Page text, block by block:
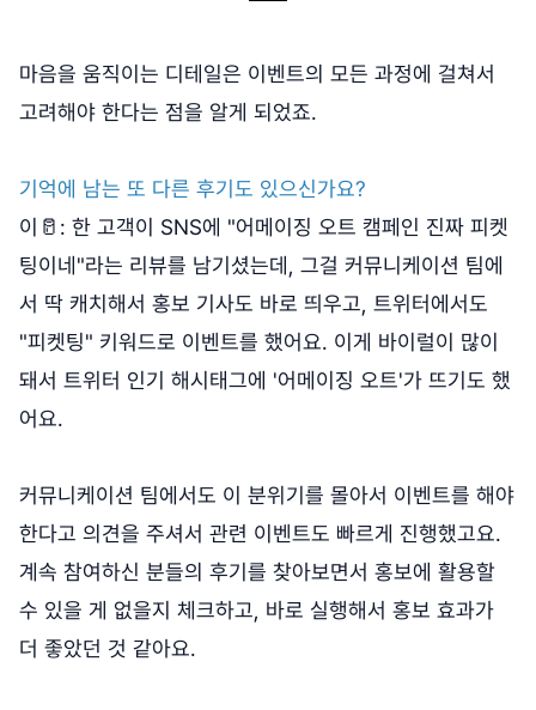
마음을 움직이는 디테일은 이벤트의 모든 과정에 걸쳐서
고려해야 한다는 점을 알게 되었죠.
기억에 남는 또 다른 후기도 있으신가요?
이🥛: 한 고객이 SNS에 "어메이징 오트 캠페인 진짜 피켓
팅이네"라는 리뷰를 남기셨는데, 그걸 커뮤니케이션 팀에
서 딱 캐치해서 홍보 기사도 바로 띄우고, 트위터에서도
"피켓팅" 키워드로 이벤트를 했어요. 이게 바이럴이 많이
돼서 트위터 인기 해시태그에 '어메이징 오트'가 뜨기도 했
어요.
커뮤니케이션 팀에서도 이 분위기를 몰아서 이벤트를 해야
한다고 의견을 주셔서 관련 이벤트도 빠르게 진행했고요.
계속 참여하신 분들의 후기를 찾아보면서 홍보에 활용할
수 있을 게 없을지 체크하고, 바로 실행해서 홍보 효과가
더 좋았던 것 같아요.